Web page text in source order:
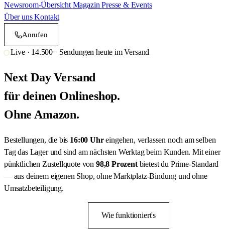
Newsroom-Übersicht MagazinPresse & Events
Über unsKontakt
Anrufen
Live · 14.500+Sendungen heute im Versand
Next Day Versand
für deinen Onlineshop.
Ohne Amazon.
Bestellungen, die bis 16:00 Uhreingehen, verlassen noch am selben
Tag das Lager und sind am nächsten Werktag beim Kunden. Mit einer
pünktlichen Zustellquote von 98,8 Prozentbietest du Prime-Standard
— aus deinem eigenen Shop, ohne Marktplatz-Bindung und ohne
Umsatzbeteiligung.
Wie funktioniert's